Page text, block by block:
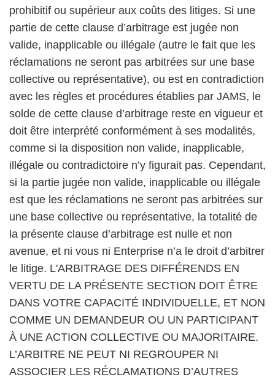
prohibitif ou supérieur aux coûts des litiges. Si une
partie de cette clause d’arbitrage est jugée non
valide, inapplicable ou illégale (autre le fait que les
réclamations ne seront pas arbitrées sur une base
collective ou représentative), ou est en contradiction
avec les règles et procédures établies par JAMS, le
solde de cette clause d’arbitrage reste en vigueur et
doit être interprété conformément à ses modalités,
comme si la disposition non valide, inapplicable,
illégale ou contradictoire n’y figurait pas. Cependant,
si la partie jugée non valide, inapplicable ou illégale
est que les réclamations ne seront pas arbitrées sur
une base collective ou représentative, la totalité de
la présente clause d’arbitrage est nulle et non
avenue, et ni vous ni Enterprise n’a le droit d’arbitrer
le litige. L'ARBITRAGE DES DIFFÉRENDS EN
VERTU DE LA PRÉSENTE SECTION DOIT ÊTRE
DANS VOTRE CAPACITÉ INDIVIDUELLE, ET NON
COMME UN DEMANDEUR OU UN PARTICIPANT
À UNE ACTION COLLECTIVE OU MAJORITAIRE.
L’ARBITRE NE PEUT NI REGROUPER NI
ASSOCIER LES RÉCLAMATIONS D’AUTRES